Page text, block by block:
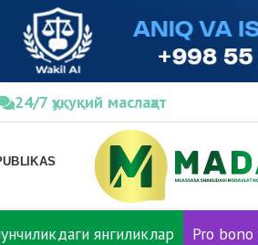
24/7 ҳуқуқий маслаҳат
янгиликлар Pro bono